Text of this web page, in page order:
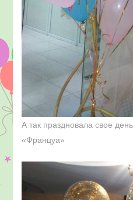
А так праздновала свое
«Француа»